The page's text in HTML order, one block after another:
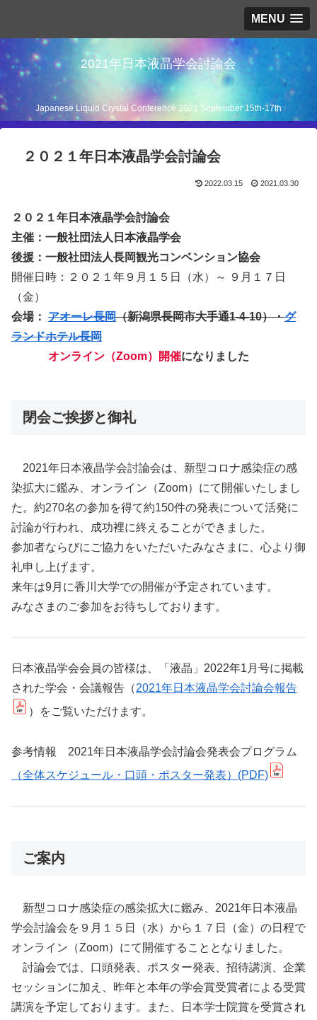
MENU
2021年日本液晶学会討論会
Japanese Liquid Crystal Conference 2021 September 15th-17th
２０２１年日本液晶学会討論会
2022.03.15 2021.03.30
２０２１年日本液晶学会討論会
主催：一般社団法人日本液晶学会
後援：一般社団法人長岡観光コンベンション協会
開催日時：２０２１年９月１５日（水）～ ９月１７日
（金）
会場： アオーレ長岡（新潟県長岡市大手通1-4-10）・グ
ランドホテル長岡
オンライン （Zoom） 開催になりました
閉会ご挨拶と御礼
2021年日本液晶学会討論会は、新型コロナ感染症の感
染拡大に鑑み、オンライン（Zoom）にて開催いたしまし
た。約270名の参加を得て約150件の発表について活発に
討論が行われ、成功裡に終えることができました。
参加者ならびにご協力をいただいたみなさまに、心より御
礼申し上げます。
来年は9月に香川大学での開催が予定されています。
みなさまのご参加をお待ちしております。
日本液晶学会会員の皆様は、「液晶」2022年1月号に掲載
された学会・会議報告（2021年日本液晶学会討論会報告
）をご覧いただけます。
参考情報 2021年日本液晶学会討論会発表会プログラム
（全体スケジュール・口頭・ポスター発表）(PDF)
ご案内
新型コロナ感染症の感染拡大に鑑み、2021年日本液晶
学会討論会を９月１５日（水）から１７日（金）の日程で
オンライン（Zoom）にて開催することとなりました。
討論会では、口頭発表、ポスター発表、招待講演、企業
セッションに加え、昨年と本年の学会賞受賞者による受賞
講演を予定しております。また、日本学士院賞を受賞され